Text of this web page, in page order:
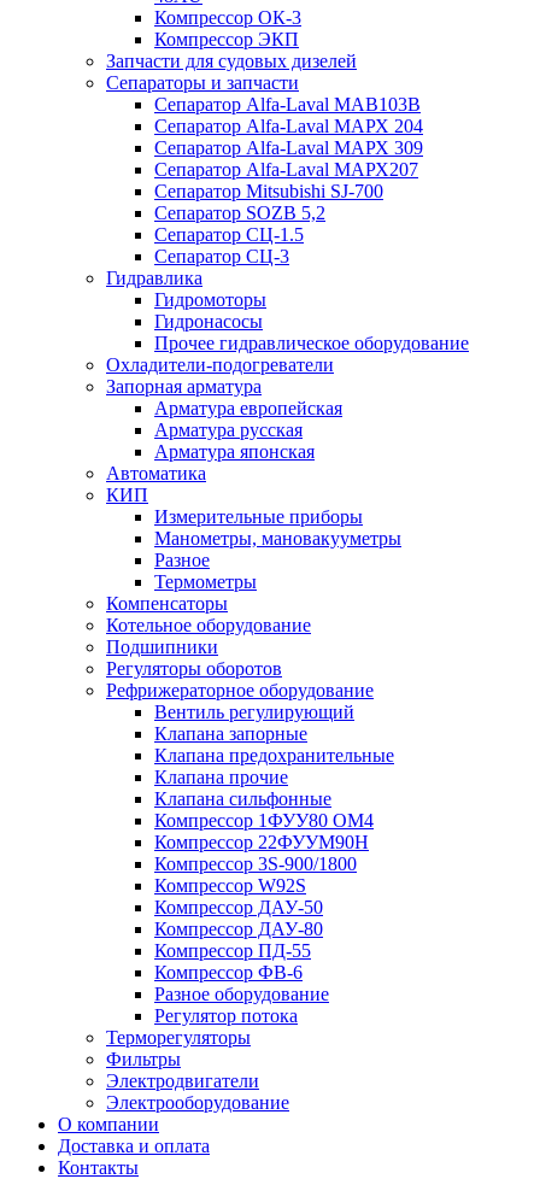
Компрессор ОК-3
Компрессор ЭКП
Запчасти для судовых дизелей
Сепараторы и запчасти
Сепаратор Alfa-Laval МАВ103В
Сепаратор Alfa-Laval МАРХ 204
Сепаратор Alfa-Laval МАРХ 309
Сепаратор Alfa-Laval МАРХ207
Сепаратор Mitsubishi SJ-700
Сепаратор SOZB 5,2
Сепаратор СЦ-1.5
Сепаратор СЦ-3
Гидравлика
Гидромоторы
Гидронасосы
Прочее гидравлическое оборудование
Охладители-подогреватели
Запорная арматура
Арматура европейская
Арматура русская
Арматура японская
Автоматика
КИП
Измерительные приборы
Манометры, мановакууметры
Разное
Термометры
Компенсаторы
Котельное оборудование
Подшипники
Регуляторы оборотов
Рефрижераторное оборудование
Вентиль регулирующий
Клапана запорные
Клапана предохранительные
Клапана прочие
Клапана сильфонные
Компрессор 1ФУУ80 ОМ4
Компрессор 22ФУУМ90Н
Компрессор 3S-900/1800
Компрессор W92S
Компрессор ДАУ-50
Компрессор ДАУ-80
Компрессор ПД-55
Компрессор ФВ-6
Разное оборудование
Регулятор потока
Терморегуляторы
Фильтры
Электродвигатели
Электрооборудование
О компании
Доставка и оплата
Контакты